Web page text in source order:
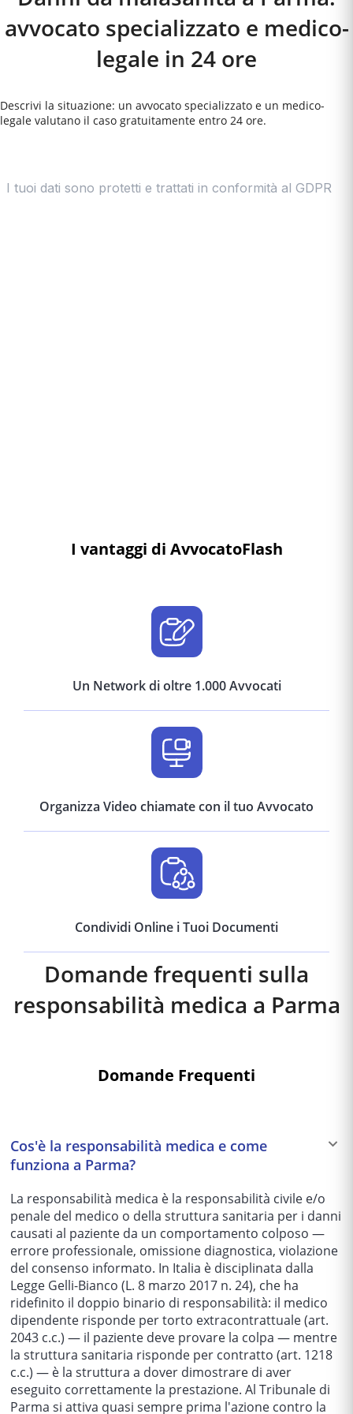
avvocato specializzato e medico-
legale in 24 ore
Descrivi la situazione: un avvocato specializzato e un medico-
legale valutano il caso gratuitamente entro 24 ore.
I vantaggi di AvvocatoFlash
Un Network di oltre 1.000 Avvocati
Organizza Video chiamate con il tuo Avvocato
Condividi Online i Tuoi Documenti
Domande frequenti sulla
responsabilità medica a Parma
Domande Frequenti
Cos'è la responsabilità medica e come
funziona a Parma?
La responsabilità medica è la responsabilità civile e/o
penale del medico o della struttura sanitaria per i danni
causati al paziente da un comportamento colposo —
errore professionale, omissione diagnostica, violazione
del consenso informato. In Italia è disciplinata dalla
Legge Gelli-Bianco (L. 8 marzo 2017 n. 24), che ha
ridefinito il doppio binario di responsabilità: il medico
dipendente risponde per torto extracontrattuale (art.
2043 c.c.) — il paziente deve provare la colpa — mentre
la struttura sanitaria risponde per contratto (art. 1218
c.c.) — è la struttura a dover dimostrare di aver
eseguito correttamente la prestazione. Al Tribunale di
Parma si attiva quasi sempre prima l'azione contro la